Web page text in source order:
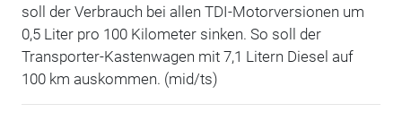
soll der Verbrauch bei allen TDI-Motorversionen um
0,5 Liter pro 100 Kilometer sinken. So soll der
Transporter-Kastenwagen mit 7,1 Litern Diesel auf
100 km auskommen. (mid/ts)